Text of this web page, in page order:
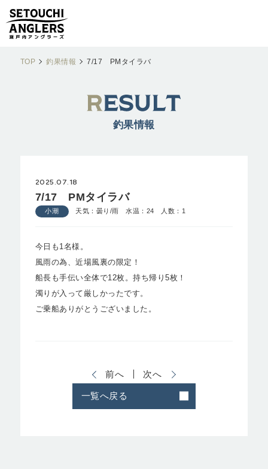
TOP 釣果情報 7/17 PMタイラバ
釣果情報
2025.07.18
7/17 PMタイラバ
小潮 天気：曇り/雨 水温：24 人数：1
今日も1名様。
風雨の為、近場風裏の限定！
船長も手伝い全体で12枚。持ち帰り5枚！
濁りが入って厳しかったです。
ご乗船ありがとうございました。
一覧へ戻る
前へ 次へ